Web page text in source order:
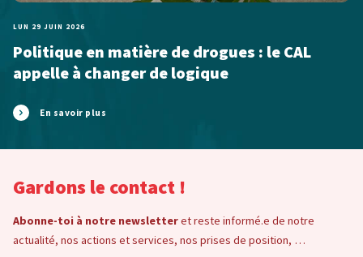
LUN 29 JUIN 2026
Politique en matière de drogues : le CAL
appelle à changer de logique
En savoir plus
Gardons le contact !
Abonne-toi à notre newsletteret reste informé.e de notre
actualité, nos actions et services, nos prises de position, …